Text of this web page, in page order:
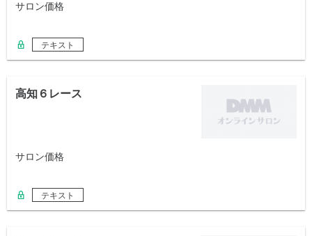
サロン価格
テキスト
高知６レース
サロン価格
テキスト